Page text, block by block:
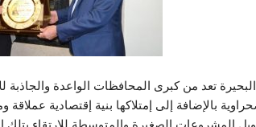
تعد من كبرى المحافظات الواعدة والجاذبة
بالإضافة إلى إمتلاكها بنية إقتصادية
المشروعات الصغيرة والمتوسطة للارتقاء بتلك